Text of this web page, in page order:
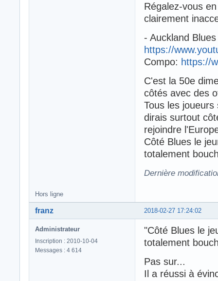
Régalez-vous
clairement
- Auckland
https://
Compo: https://
C'est la 50e
côtés avec des
Tous les
dirais surtout
rejoindre
Côté Blues le
totalement
Dernière
Hors ligne
2018-02-27 17:24:02
franz
Administrateur
Inscription : 2010-10-04
Messages : 4 614
"Côté Blues le
totalement
Pas sur...
Il a réussi à